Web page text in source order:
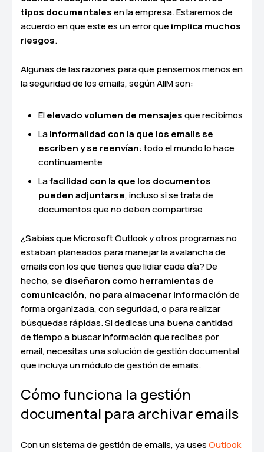
tipos documentalesen la empresa. Estaremos de
acuerdo en que este es un error que implica muchos
riesgos.
Algunas de las razones para que pensemos menos en
la seguridad de los emails, según AIIM son:
Elelevado volumen de mensajesque recibimos
Lainformalidad con la que los emails se
escriben y se reenvían: todo el mundo lo hace
continuamente
Lafacilidad con la que los documentos
pueden adjuntarse, incluso si se trata de
documentos que no deben compartirse
¿Sabías que Microsoft Outlook y otros programas no
estaban planeados para manejar la avalancha de
emails con los que tienes que lidiar cada día? De
hecho, se diseñaron como herramientas de
comunicación, no para almacenar informaciónde
forma organizada, con seguridad, o para realizar
búsquedas rápidas. Si dedicas una buena cantidad
de tiempo a buscar información que recibes por
email, necesitas una solución de gestión documental
que incluya un módulo de gestión de emails.
Cómo funciona la gestión
documental para archivar emails
Con un sistema de gestión de emails, ya usesOutlook